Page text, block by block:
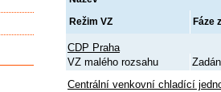
Režim VZ Fáze
CDP Praha
VZ malého rozsahu
Centrální venkovní chladící